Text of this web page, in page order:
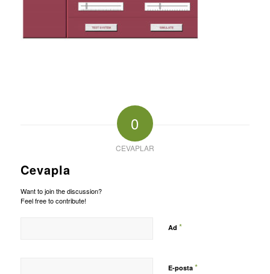
0
CEVAPLAR
Cevapla
Want to join the discussion?
Feel free to contribute!
Ad *
E-posta *